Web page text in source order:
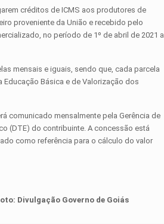
créditos de ICMS aos produtores de
proveniente da União e recebido pelo
no período de 1º de abril de 2021 a
mensais e iguais, sendo que, cada parcela
Educação Básica e de Valorização dos
comunicado mensalmente pela Gerência de
(DTE) do contribuinte. A concessão está
como referência para o cálculo do valor
Divulgação Governo de Goiás